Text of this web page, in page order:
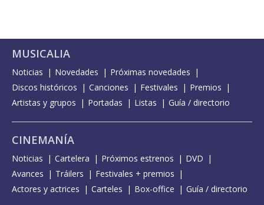
MUSICALIA
Noticias Novedades
Próximas novedades
Discos históricos
Canciones Festivales
Premios
Artistas y grupos
Portadas Listas Guía / directorio
CINEMANÍA
Noticias Cartelera Próximos estrenos
DVD
Avances
Tráilers
Festivales + premios
Actores y actrices
Carteles Box-office Guía / directorio